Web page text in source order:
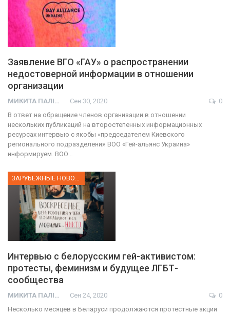
Заявление ВГО «ГАУ» о распространении
недостоверной информации в отношении
организации
МИКИТА ПАЛІЙ Сен 30, 2020
0
В ответ на обращение членов организации в отношении
нескольких публикаций на второстепенных информационных
ресурсах интервью с якобы «председателем Киевского
регионального подразделения ВОО «Гей-альянс Украина»
информируем. ВОО…
ЗАРУБЕЖНЫЕ НОВОСТИ
Интервью с белорусским гей-активистом:
протесты, феминизм и будущее ЛГБТ-
сообщества
МИКИТА ПАЛІЙ Сен 24, 2020
0
Несколько месяцев в Беларуси продолжаются протестные акции